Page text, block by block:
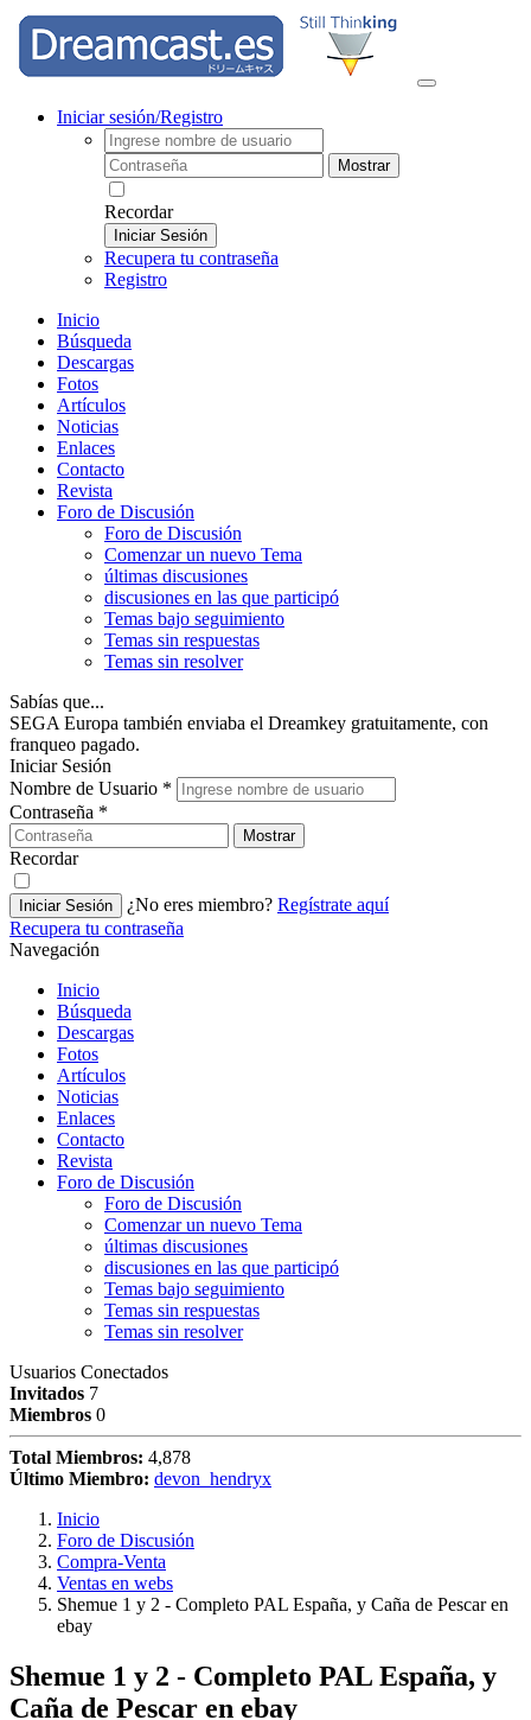
Iniciar sesión/Registro
Mostrar
Recordar
Iniciar Sesión
Recupera tu contraseña
Registro
Inicio
Búsqueda
Descargas
Fotos
Artículos
Noticias
Enlaces
Contacto
Revista
Foro de Discusión
Foro de Discusión
Comenzar un nuevo Tema
últimas discusiones
discusiones en las que participó
Temas bajo seguimiento
Temas sin respuestas
Temas sin resolver
Sabías que...
SEGA Europa también enviaba el Dreamkey gratuitamente, con
franqueo pagado.
Iniciar Sesión
Nombre de Usuario *
Contraseña *
Mostrar
Recordar
Iniciar Sesión ¿No eres miembro? Regístrate aquí
Recupera tu contraseña
Navegación
Inicio
Búsqueda
Descargas
Fotos
Artículos
Noticias
Enlaces
Contacto
Revista
Foro de Discusión
Foro de Discusión
Comenzar un nuevo Tema
últimas discusiones
discusiones en las que participó
Temas bajo seguimiento
Temas sin respuestas
Temas sin resolver
Usuarios Conectados
Invitados 7
Miembros 0
Total Miembros: 4,878
Último Miembro: devon_hendryx
Inicio
Foro de Discusión
Compra-Venta
Ventas en webs
Shemue 1 y 2 - Completo PAL España, y Caña de Pescar en
ebay
Shemue 1 y 2 - Completo PAL España, y
Caña de Pescar en ebay